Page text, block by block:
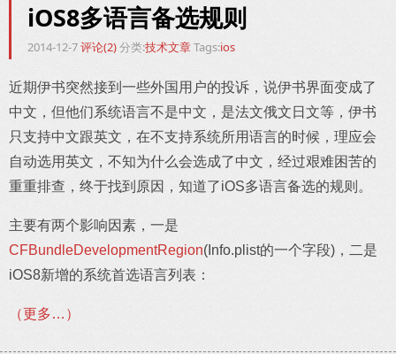
iOS8多语言备选规则
2014-12-7评论(2)分类:技术文章Tags:ios
近期伊书突然接到一些外国用户的投诉，说伊书界面变成了
中文，但他们系统语言不是中文，是法文俄文日文等，伊书
只支持中文跟英文，在不支持系统所用语言的时候，理应会
自动选用英文，不知为什么会选成了中文，经过艰难困苦的
重重排查，终于找到原因，知道了iOS多语言备选的规则。
主要有两个影响因素，一是
CFBundleDevelopmentRegion(Info.plist的一个字段)，二是
iOS8新增的系统首选语言列表：
（更多…）